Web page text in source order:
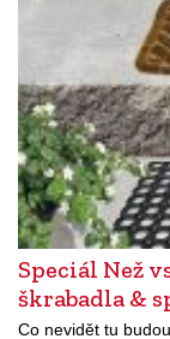
Speciál Než
škrabadla &
Co nevidět tu